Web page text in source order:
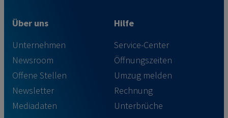
Über uns
Unternehmen
Newsroom
Offene Stellen
Newsletter
Mediadaten
Hilfe
Service-Center
Öffnungszeiten
Umzug melden
Rechnung
Unterbrüche